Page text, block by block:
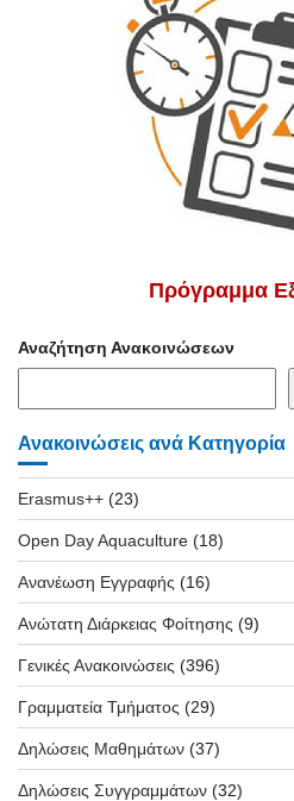
Πρόγραμμα
Αναζήτηση Ανακοινώσεων
Ανακοινώσεις ανά Κατηγορία
Erasmus++ (23)
Open Day Aquaculture (18)
Ανανέωση Εγγραφής (16)
Ανώτατη Διάρκειας Φοίτησης (9)
Γενικές Ανακοινώσεις (396)
Γραμματεία Τμήματος (29)
Δηλώσεις Μαθημάτων (37)
Δηλώσεις Συγγραμμάτων (32)